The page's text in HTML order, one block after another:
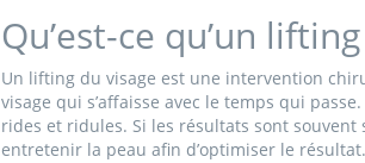
Qu’est-ce qu’un
Un lifting du visage est une intervention
visage qui s’affaisse avec le temps qui
rides et ridules. Si les résultats sont
entretenir la peau afin d’optimiser le résultat.